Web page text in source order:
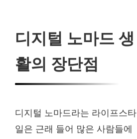
디지털 노마드 생
활의 장단점
디지털 노마드라는 라이프스타
일은 근래 들어 많은 사람들에